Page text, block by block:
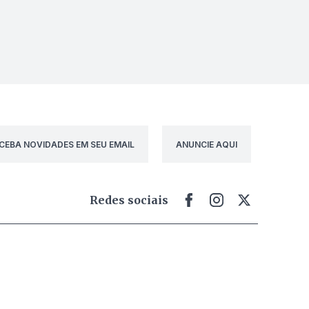
NOVIDADES EM SEU EMAIL ANUNCIE AQUI
Redes sociais